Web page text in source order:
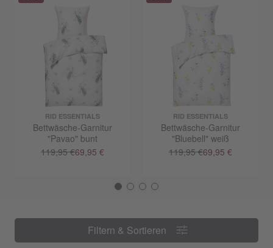
RID ESSENTIALS
Bettwäsche-Garnitur
"Pavao" bunt
119,95 €69,95 €
RID ESSENTIALS
Bettwäsche-Garnitur
"Bluebell" weiß
119,95 €69,95 €
Filtern & Sortieren
Filtern & Sortieren